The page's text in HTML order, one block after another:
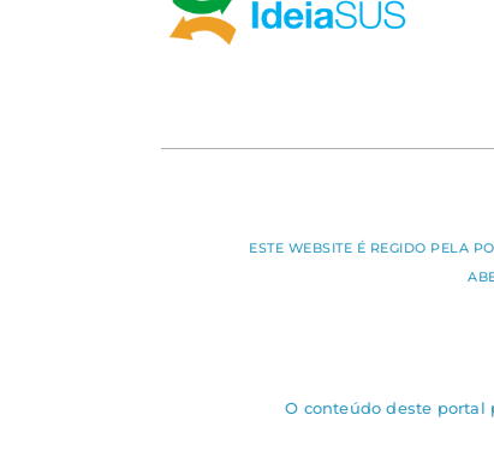
ESTE WEBSITE É REGIDO PELA
O conteúdo deste portal